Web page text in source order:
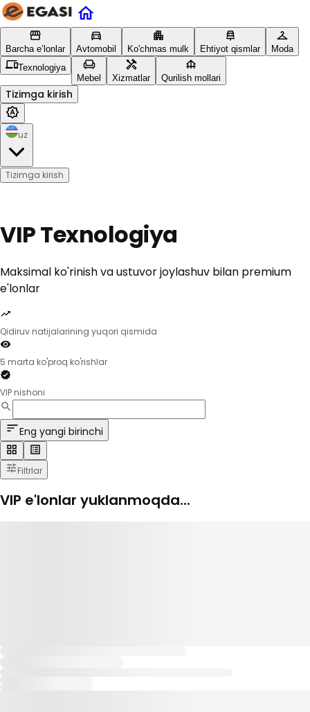
Barcha e’lonlar Avtomobil Ko'chmas mulk Ehtiyot qismlar
Moda
Texnologiya
Mebel
Xizmatlar Qurilish mollari
Tizimga kirish
uz
Tizimga kirish
VIP Texnologiya
Maksimal ko'rinish va ustuvor joylashuv bilan premium
e'lonlar
Qidiruv natijalarining yuqori qismida
5 marta ko'proq ko'rishlar
VIP nishoni
Eng yangi birinchi
Filtrlar
VIP e'lonlar yuklanmoqda...